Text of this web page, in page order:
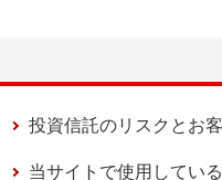
投資信託のリスクとお
当サイトで使用してい